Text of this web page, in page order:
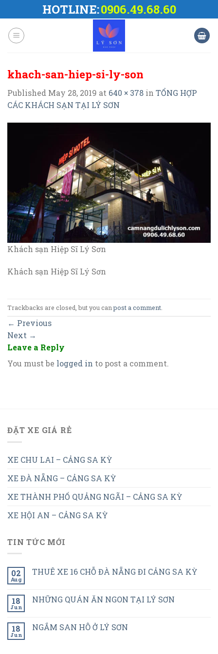
to
content
HOTLINE:0906.49.68.60
khach-san-hiep-si-ly-son
Published May 28, 2019 at 640 × 378 in TỔNG HỢP
CÁC KHÁCH SẠN TẠI LÝ SƠN
Khách sạn Hiệp Sĩ Lý Sơn
Khách sạn Hiệp Sĩ Lý Sơn
Trackbacks are closed, but you canpost a comment
← Previous
Next →
Leave a Reply
You must be logged in to post a comment.
ĐẶT XE GIÁ RẺ
XE CHU LAI – CẢNG SA KỲ
XE ĐÀ NẴNG – CẢNG SA KỲ
XE THÀNH PHỐ QUẢNG NGÃI – CẢNG SA KỲ
XE HỘI AN – CẢNG SA KỲ
TIN TỨC MỚI
02
Aug
THUÊ XE 16 CHỖ ĐÀ NẴNG ĐI CẢNG SA KỲ
18
Jun
NHỮNG QUÁN ĂN NGON TẠI LÝ SƠN
18
Jun
NGẮM SAN HÔ Ở LÝ SƠN